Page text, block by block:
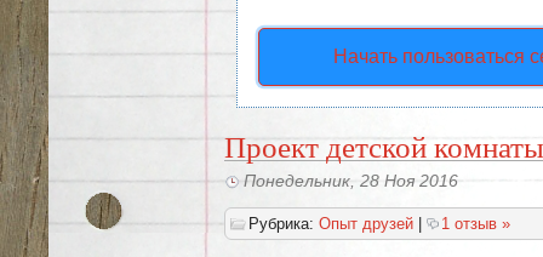
Начать пользоваться
Проект детской
Понедельник, 28 Ноя 2016
Рубрика: Опыт друзей 1 отзыв »